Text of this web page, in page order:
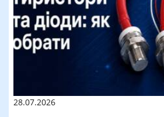
28.07.2026